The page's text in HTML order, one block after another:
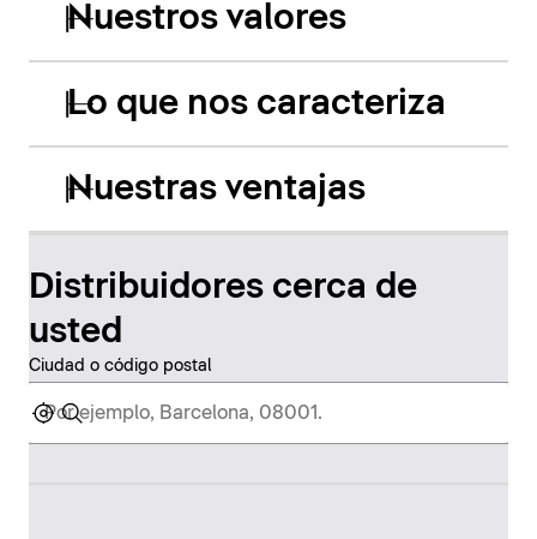
Nuestros valores
Lo que nos caracteriza
Nuestras ventajas
Distribuidores cerca de
usted
Ciudad o código postal